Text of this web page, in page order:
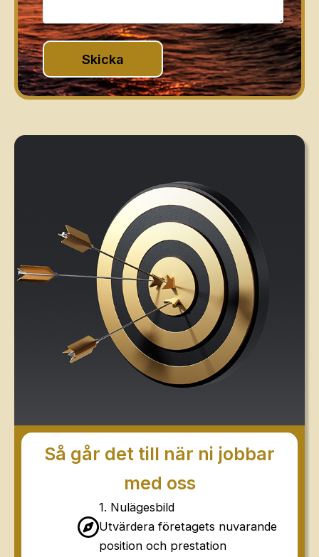
Så går det till när ni jobbar
med oss
1. Nulägesbild
Utvärdera företagets nuvarande
position och prestation